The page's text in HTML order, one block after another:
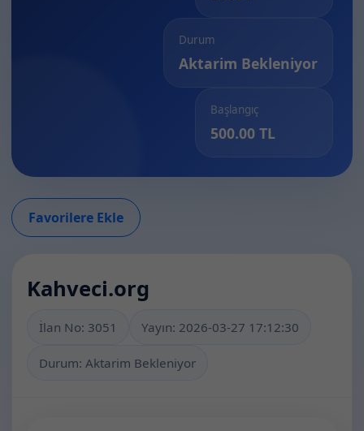
Durum
Aktarim Bekleniyor
Başlangıç
500.00 TL
Favorilere Ekle
Kahveci.org
İlan No: 3051 Yayın: 2026-03-27 17:12:30
Durum: Aktarim Bekleniyor